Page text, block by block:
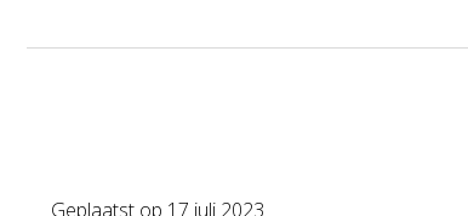
Geplaatst op 17 juli 2023